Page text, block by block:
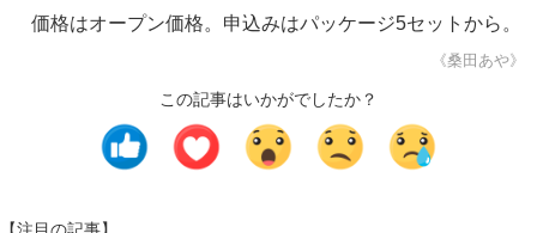
価格はオープン価格。申込みはパッケージ5セットから。
《桑田あや》
この記事はいかがでしたか？